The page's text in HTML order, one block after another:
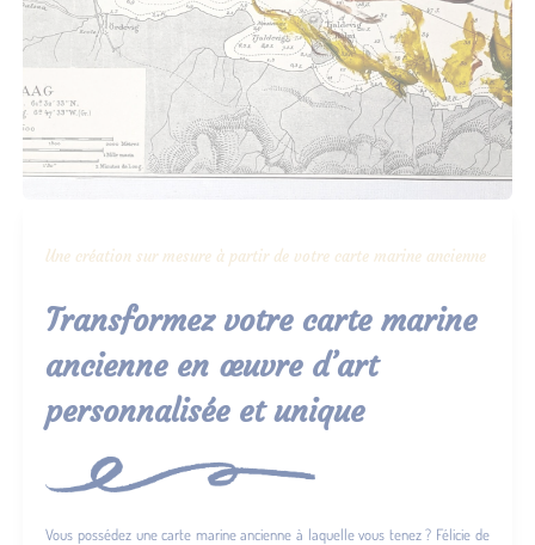
Une création sur mesure à partir de votre carte marine ancienne
Transformez votre carte marine
ancienne en œuvre d’art
personnalisée et unique
Vous possédez une carte marine ancienne à laquelle vous tenez ? Félicie de